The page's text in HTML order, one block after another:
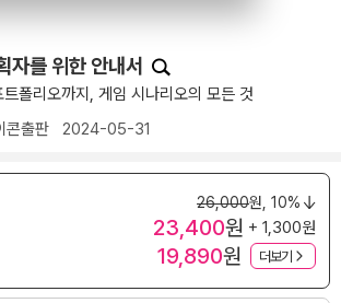
자를 위한 안내서
폴리오까지, 게임 시나리오의 모든 것
콘출판 2024-05-31
26,000원, 10%
23,400원 + 1,300원
19,890원 더보기